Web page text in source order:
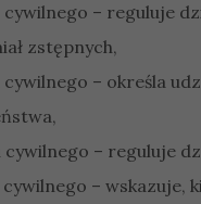
cywilnego – reguluje
zstępnych,
– określa
cywilnego – reguluje
–